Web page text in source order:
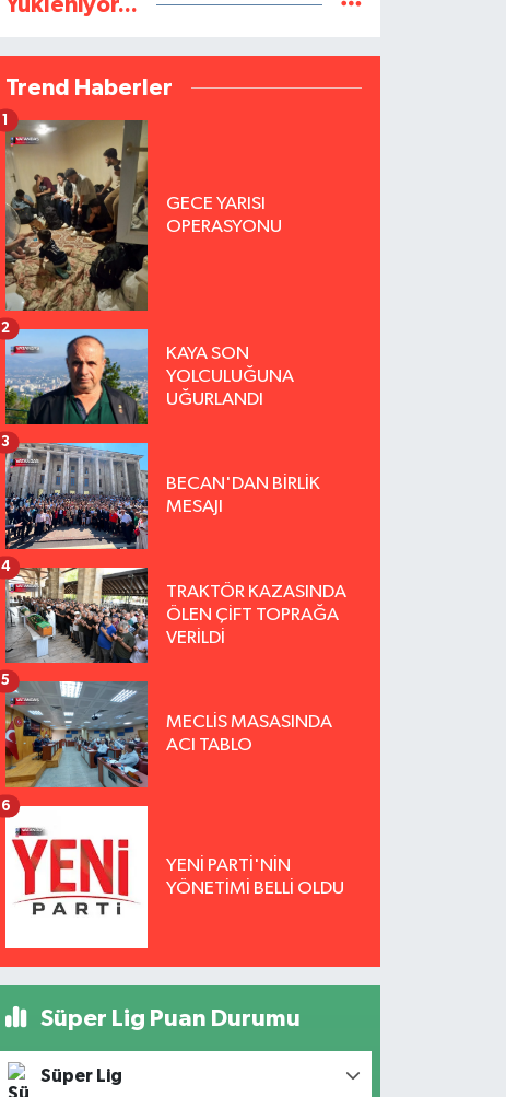
Yükleniyor...
Trend Haberler
GECE YARISI
OPERASYONU
1
KAYA SON
YOLCULUĞUNA
UĞURLANDI
2
BECAN'DAN BİRLİK
MESAJI
3
TRAKTÖR KAZASINDA
ÖLEN ÇİFT TOPRAĞA
VERİLDİ
4
MECLİS MASASINDA
ACI TABLO
5
YENİ PARTİ'NİN
YÖNETİMİ BELLİ OLDU
6
Süper Lig Puan Durumu
Süper Lig